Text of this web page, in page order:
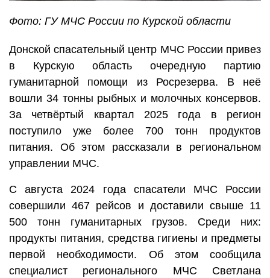
Фото: ГУ МЧС России по Курской области
Донской спасательный центр МЧС России привез
в Курскую область очередную партию
гуманитарной помощи из Росрезерва. В неё
вошли 34 тонны рыбных и молочных консервов.
За четвёртый квартал 2025 года в регион
поступило уже более 700 тонн продуктов
питания. Об этом рассказали в региональном
управлении МЧС.
С августа 2024 года спасатели МЧС России
совершили 467 рейсов и доставили свыше 11
500 тонн гуманитарных грузов. Среди них:
продукты питания, средства гигиены и предметы
первой необходимости. Об этом сообщила
специалист регионального МЧС Светлана